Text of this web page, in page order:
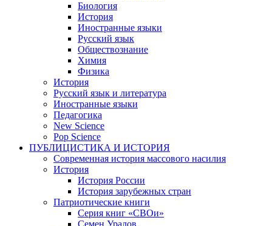
Биология
История
Иностранные языки
Русский язык
Обществознание
Химия
Физика
История
Русский язык и литература
Иностранные языки
Педагогика
New Science
Pop Science
ПУБЛИЦИСТИКА И ИСТОРИЯ
Современная история массового насилия
История
История России
История зарубежных стран
Патриотические книги
Серия книг «СВОи»
Семен Уралов